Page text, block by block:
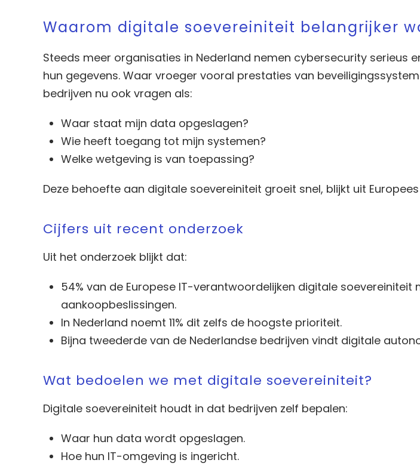
Waarom digitale soevereiniteit belangrijker
Steeds meer organisaties in Nederland nemen cybersecurity serieus
hun gegevens. Waar vroeger vooral prestaties van
bedrijven nu ook vragen als:
Waar staat mijn data opgeslagen?
Wie heeft toegang tot mijn systemen?
Welke wetgeving is van toepassing?
Deze behoefte aan digitale soevereiniteit groeit snel, blijkt uit
Cijfers uit recent onderzoek
Uit het onderzoek blijkt dat:
54% van de Europese IT-verantwoordelijken digitale soevereiniteit
aankoopbeslissingen.
In Nederland noemt 11% dit zelfs de hoogste prioriteit.
Bijna tweederde van de Nederlandse bedrijven vindt digitale
Wat bedoelen we met digitale soevereiniteit?
Digitale soevereiniteit houdt in dat bedrijven zelf bepalen:
Waar hun data wordt opgeslagen.
Hoe hun IT-omgeving is ingericht.